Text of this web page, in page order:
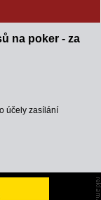
na poker - za
účely zasílání